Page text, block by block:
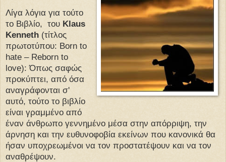
Λίγα λόγια για τούτο
το Βιβλίο, του Klaus
Kenneth (τίτλος
πρωτοτύπου: Born to
hate – Reborn to
love): Όπως σαφώς
προκύπτει, από όσα
αναγράφονται σ'
αυτό, τούτο το βιβλίο
είναι γραμμένο από
έναν άνθρωπο γεννημένο μέσα στην απόρριψη, την
άρνηση και την ευθυνοφοβία εκείνων που κανονικά θα
ήσαν υποχρεωμένοι να τον προστατέψουν και να τον
αναθρέψουν.